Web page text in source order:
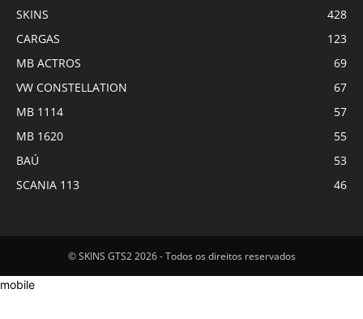
SKINS
428
CARGAS
123
MB ACTROS
69
VW CONSTELLATION
67
MB 1114
57
MB 1620
55
BAÚ
53
SCANIA 113
46
© SKINS GTS2 2026 - Todos os direitos reservados